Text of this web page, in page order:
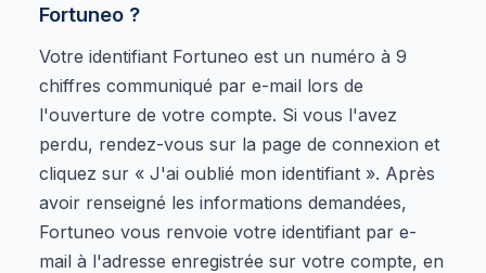
Fortuneo ?
Votre identifiant Fortuneo est un numéro à 9
chiffres communiqué par e-mail lors de
l'ouverture de votre compte. Si vous l'avez
perdu, rendez-vous sur la page de connexion et
cliquez sur « J'ai oublié mon identifiant ». Après
avoir renseigné les informations demandées,
Fortuneo vous renvoie votre identifiant par e-
mail à l'adresse enregistrée sur votre compte, en